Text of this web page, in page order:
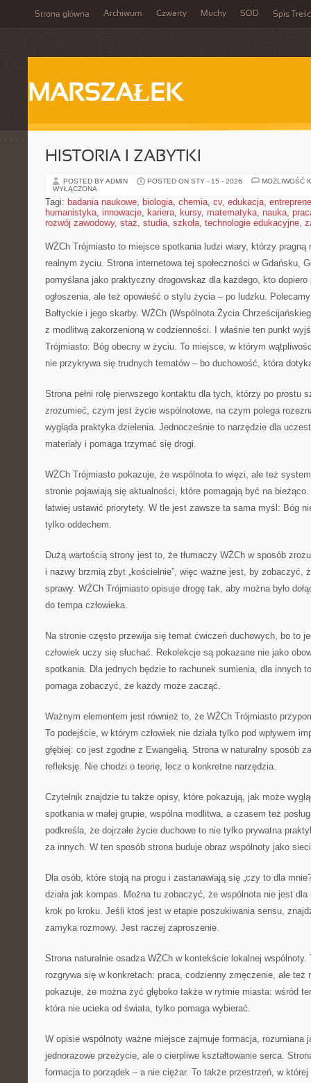
Strona główna Archiwum Czwarty Muchy SOD Spis
MARSZAŁEK
HISTORIA I ZABYTKI
POSTED BY ADMIN POSTED ON STY - 15 - 2026
MOŻLIWOŚĆ
WYŁĄCZONA
Tagi: badania naukowe, biologia, chemia, cv, edukacja,
humanistyka, innowacje, kariera, kursy, matematyka, nauka,
rozwój zawodowy, staż, studia, szkoła, technologie edukacyjne,
WŻCh Trójmiasto to miejsce spotkania ludzi wiary, którzy pragną
realnym życiu. Strona internetowa tej społeczności w Gdańsku,
pomyślana jako praktyczny drogowskaz dla każdego, kto
ogłoszenia, ale też opowieść o stylu życia – po ludzku.
Bałtyckie i jego skarby. WŻCh (Wspólnota Życia
z modlitwą zakorzenioną w codzienności. I właśnie ten punkt
Trójmiasto: Bóg obecny w życiu. To miejsce, w którym
nie przykrywa się trudnych tematów – bo duchowość, która
Strona pełni rolę pierwszego kontaktu dla tych, którzy po prostu
zrozumieć, czym jest życie wspólnotowe, na czym polega
wygląda praktyka dzielenia. Jednocześnie to narzędzie dla
materiały i pomaga trzymać się drogi.
WŻCh Trójmiasto pokazuje, że wspólnota to więzi, ale też
stronie pojawiają się aktualności, które pomagają być na
łatwiej ustawić priorytety. W tle jest zawsze ta sama myśl: Bóg
tylko oddechem.
Dużą wartością strony jest to, że tłumaczy WŻCh w sposób
i nazwy brzmią zbyt „kościelnie”, więc ważne jest, by zobaczyć,
sprawy. WŻCh Trójmiasto opisuje drogę tak, aby można było
do tempa człowieka.
Na stronie często przewija się temat ćwiczeń duchowych, bo to
człowiek uczy się słuchać. Rekolekcje są pokazane nie jako
spotkania. Dla jednych będzie to rachunek sumienia, dla innych
pomaga zobaczyć, że każdy może zacząć.
Ważnym elementem jest również to, że WŻCh Trójmiasto
To podejście, w którym człowiek nie działa tylko pod wpływem
głębiej: co jest zgodne z Ewangelią. Strona w naturalny sposób
refleksję. Nie chodzi o teorię, lecz o konkretne narzędzia.
Czytelnik znajdzie tu także opisy, które pokazują, jak może
spotkania w małej grupie, wspólna modlitwa, a czasem też
podkreśla, że dojrzałe życie duchowe to nie tylko prywatna
za innych. W ten sposób strona buduje obraz wspólnoty jako
Dla osób, które stoją na progu i zastanawiają się „czy to dla
działa jak kompas. Można tu zobaczyć, że wspólnota nie jest
krok po kroku. Jeśli ktoś jest w etapie poszukiwania sensu,
zamyka rozmowy. Jest raczej zaproszenie.
Strona naturalnie osadza WŻCh w kontekście lokalnej wspólnoty.
rozgrywa się w konkretach: praca, codzienny zmęczenie, ale też
pokazuje, że można żyć głęboko także w rytmie miasta: wśród
która nie ucieka od świata, tylko pomaga wybierać.
W opisie wspólnoty ważne miejsce zajmuje formacja, rozumiana
jednorazowe przeżycie, ale o cierpliwe kształtowanie serca.
formacja to porządek – a nie ciężar. To także przestrzeń, w